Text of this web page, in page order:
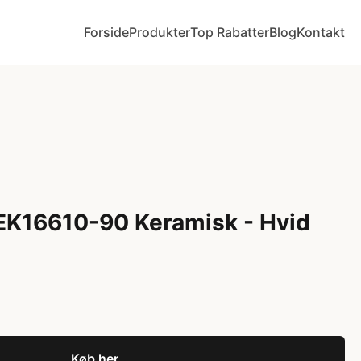
ForsideProdukterTop RabatterBlogKontakt
90 Keramisk - Hvid